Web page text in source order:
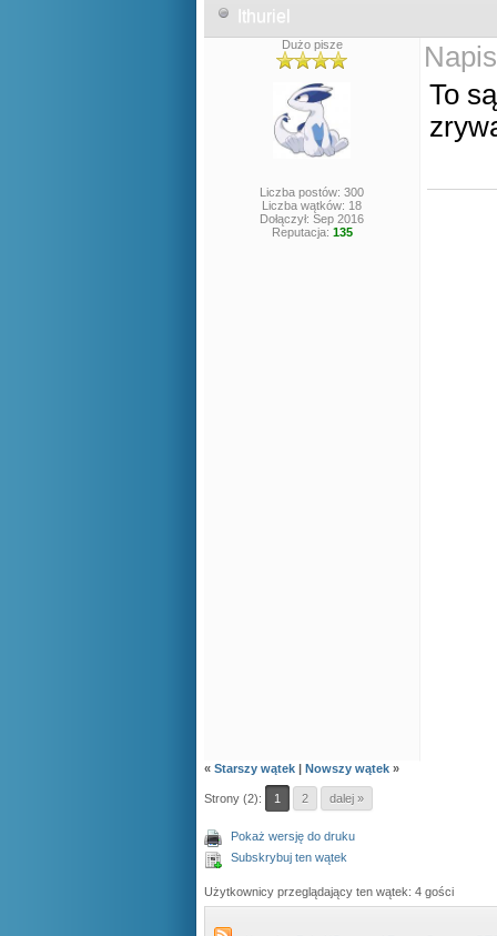
Ithuriel
Dużo pisze
Liczba postów: 300
Liczba wątków: 18
Dołączył: Sep 2016
Reputacja: 135
To
« Starszy wątek | Nowszy wątek »
Strony (2): 1 2 dalej »
Pokaż wersję do druku
Subskrybuj ten wątek
Użytkownicy przeglądający ten wątek: 4 gości